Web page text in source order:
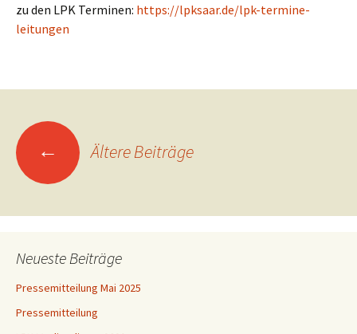
zu den LPK Terminen: https://lpksaar.de/lpk-termine-
leitungen
Beitragsnavigation
← Ältere Beiträge
Neueste Beiträge
Pressemitteilung Mai 2025
Pressemitteilung